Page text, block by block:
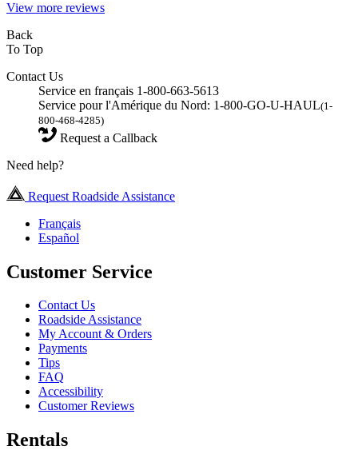
View more reviews
Back
To Top
Contact Us
Service en français 1-800-663-5613
Service pour l'Amérique du Nord: 1-800-GO-U-HAUL(1-
800-468-4285)
Request a Callback
Need help?
Request Roadside Assistance
Français
Español
Customer Service
Contact Us
Roadside Assistance
My Account & Orders
Payments
Tips
FAQ
Accessibility
Customer Reviews
Rentals